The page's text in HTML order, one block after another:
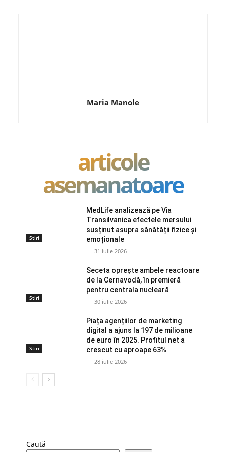
Maria Manole
articole
asemanatoare
Stiri
MedLife analizează pe Via
Transilvanica efectele mersului
susținut asupra sănătății fizice și
emoționale
31 iulie 2026
Stiri
Seceta oprește ambele reactoare
de la Cernavodă, în premieră
pentru centrala nucleară
30 iulie 2026
Stiri
Piața agențiilor de marketing
digital a ajuns la 197 de milioane
de euro în 2025. Profitul net a
crescut cu aproape 63%
28 iulie 2026
Caută